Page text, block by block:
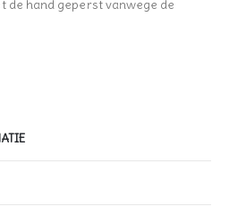
de hand geperst vanwege de